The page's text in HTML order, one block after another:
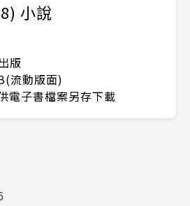
小說
版
流動版面)
電子書檔案另存下載